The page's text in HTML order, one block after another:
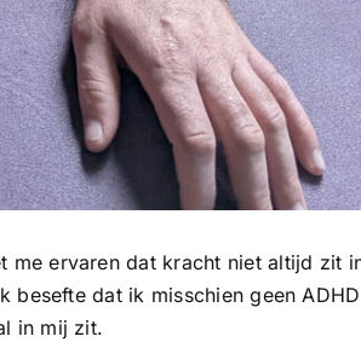
me ervaren dat kracht niet altijd zit
besefte dat ik misschien geen ADHD
in mij zit.